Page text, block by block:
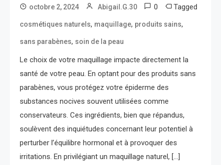
octobre 2, 2024 Abigail.G.30 0 Tagged
cosmétiques naturels, maquillage, produits sains,
sans parabènes, soin de la peau
Le choix de votre maquillage impacte directement la
santé de votre peau. En optant pour des produits sans
parabènes, vous protégez votre épiderme des
substances nocives souvent utilisées comme
conservateurs. Ces ingrédients, bien que répandus,
soulèvent des inquiétudes concernant leur potentiel à
perturber l’équilibre hormonal et à provoquer des
irritations. En privilégiant un maquillage naturel, […]